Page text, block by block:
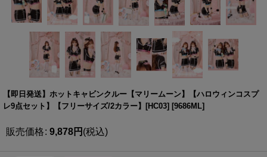
【即日発送】ホットキャビンクルー【マリームーン】【ハロウィンコスプ
レ9点セット】【フリーサイズ/2カラー】[HC03] [9686ML]
販売価格: 9,878円 (税込)